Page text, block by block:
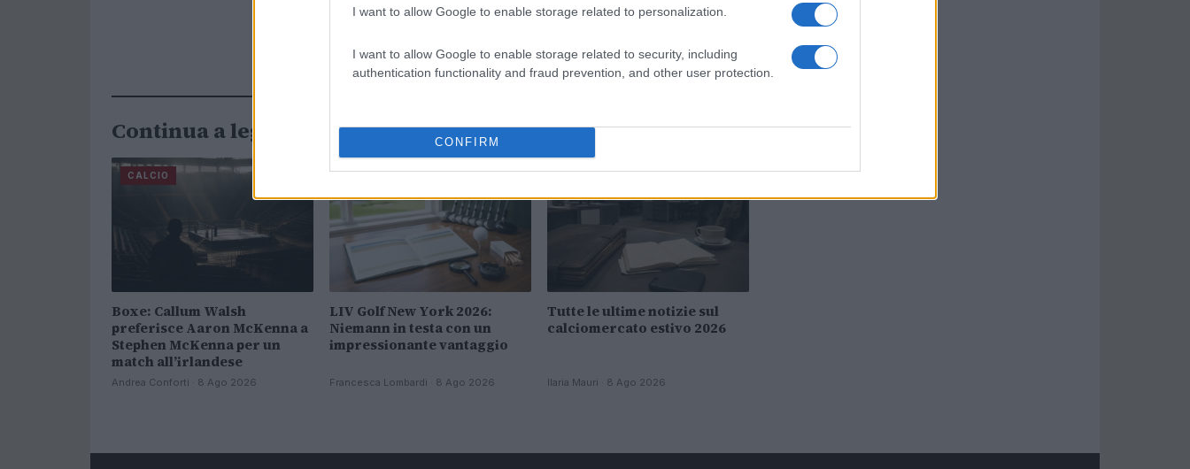
I want to allow Google to enable storage related to personalization.
I want to allow Google to enable storage related to security, including
authentication functionality and fraud prevention, and other user protection.
CONFIRM
Continua a leggere
CALCIO
Boxe: Callum Walsh
preferisce Aaron McKenna a
Stephen McKenna per un
match all’irlandese
Andrea Conforti · 8 Ago 2026
CALCIO
LIV Golf New York 2026:
Niemann in testa con un
impressionante vantaggio
Francesca Lombardi · 8 Ago 2026
CALCIO
Tutte le ultime notizie sul
calciomercato estivo 2026
Ilaria Mauri · 8 Ago 2026